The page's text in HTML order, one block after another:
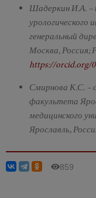
Шадеркин И.А. –
урологического
генеральный
Москва, Россия;
https://orcid.org/
Смирнова К.С. –
факультета
медицинского
Ярославль,
859